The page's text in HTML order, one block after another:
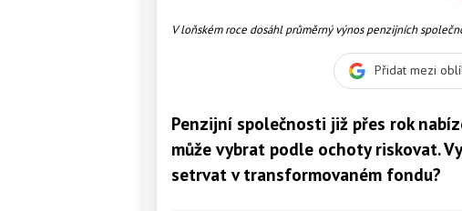
V loňském roce dosáhl průměrný výnos penzijních
Přidat mezi
Penzijní společnosti již přes rok
může vybrat podle ochoty riskovat.
setrvat v transformovaném fondu?